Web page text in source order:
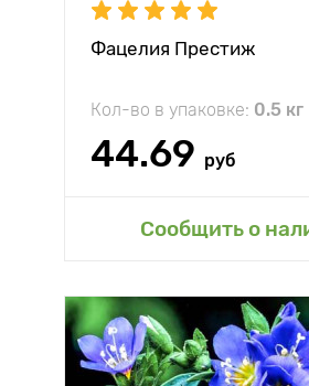
Фацелия Престиж
Кол-во в упаковке: 0.5 кг
44.69 руб
Сообщить о